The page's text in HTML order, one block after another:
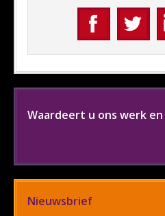
Waardeert u ons werk
Nieuwsbrief